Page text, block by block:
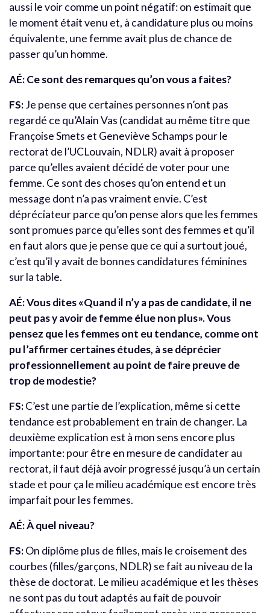
aussi le voir comme un point négatif: on estimait que
le moment était venu et, à candidature plus ou moins
équivalente, une femme avait plus de chance de
passer qu’un homme.
AÉ: Ce sont des remarques qu’on vous a faites?
FS:Je pense que certaines personnes n’ont pas
regardé ce qu’Alain Vas (candidat au même titre que
Françoise Smets et Geneviève Schamps pour le
rectorat de l’UCLouvain, NDLR) avait à proposer
parce qu’elles avaient décidé de voter pour une
femme. Ce sont des choses qu’on entend et un
message dont n’a pas vraiment envie. C’est
dépréciateur parce qu’on pense alors que les femmes
sont promues parce qu’elles sont des femmes et qu’il
en faut alors que je pense que ce qui a surtout joué,
c’est qu’il y avait de bonnes candidatures féminines
sur la table.
AÉ: Vous dites «Quand il n’y a pas de candidate, il ne
peut pas y avoir de femme élue non plus». Vous
pensez que les femmes ont eu tendance, comme ont
pu l’affirmer certaines études, à se déprécier
professionnellement au point de faire preuve de
trop de modestie?
FS:C’est une partie de l’explication, même si cette
tendance est probablement en train de changer. La
deuxième explication est à mon sens encore plus
importante: pour être en mesure de candidater au
rectorat, il faut déjà avoir progressé jusqu’à un certain
stade et pour ça le milieu académique est encore très
imparfait pour les femmes.
AÉ: À quel niveau?
FS:On diplôme plus de filles, mais le croisement des
courbes (filles/garçons, NDLR) se fait au niveau de la
thèse de doctorat. Le milieu académique et les thèses
ne sont pas du tout adaptés au fait de pouvoir